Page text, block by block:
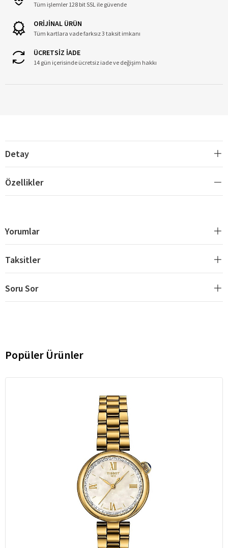
Tüm işlemler 128 bit SSL ile güvende
ORİJİNAL ÜRÜN
Tüm kartlara vade farksız 3 taksit imkanı
ÜCRETSİZ İADE
14 gün içerisinde ücretsiz iade ve değişim hakkı
Detay
Özellikler
Yorumlar
Taksitler
Soru Sor
Popüler Ürünler